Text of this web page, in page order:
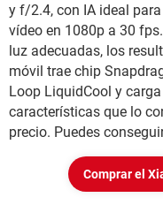
y f/2.4, con IA ideal
vídeo en 1080p a 30
luz adecuadas, los
móvil trae chip
Loop LiquidCool y
características que lo
precio. Puedes
Comprar el